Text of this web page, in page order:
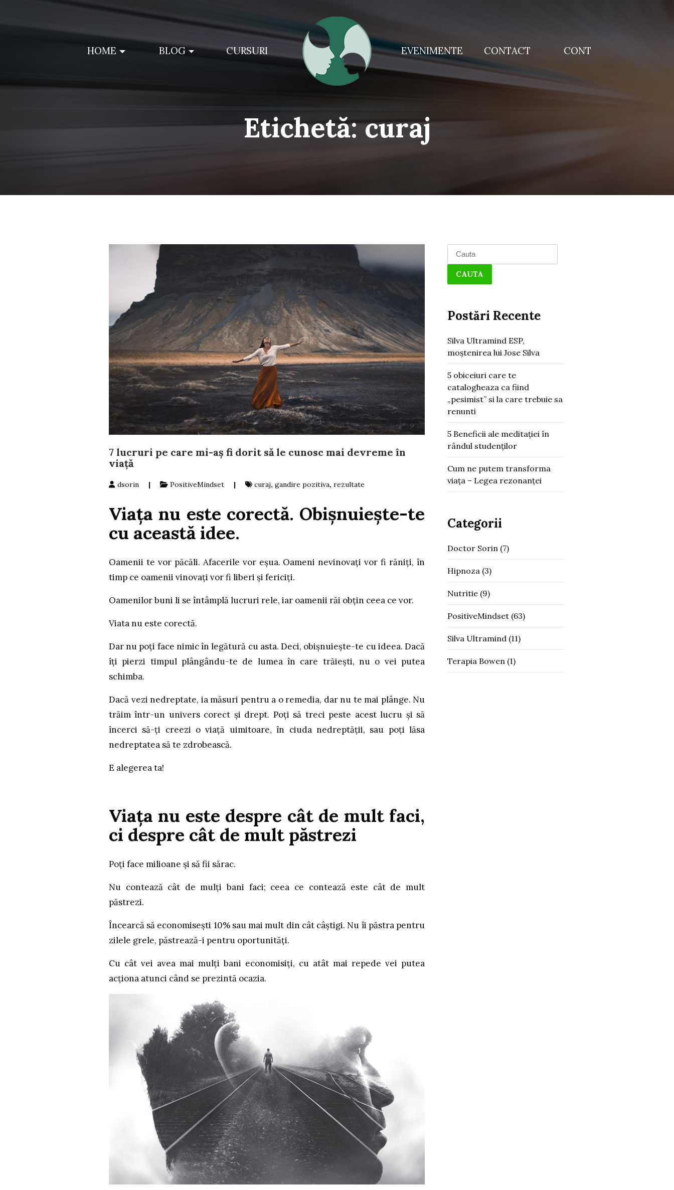
HOME BLOG CURSURI EVENIMENTE CONTACT CONT
Etichetă:curaj
7 lucruri pe care mi-aș fi dorit să le cunosc mai devreme în
viață
dsorin | PositiveMindset | curaj, gandire pozitiva, rezultate
Viața nu este corectă. Obișnuiește-te
cu această idee.
Oamenii te vor păcăli. Afacerile vor eșua. Oameni nevinovați vor fi răniți, în
timp ce oamenii vinovați vor fi liberi și fericiți.
Oamenilor buni li se întâmplă lucruri rele, iar oamenii răi obțin ceea ce vor.
Viata nu este corectă.
Dar nu poți face nimic în legătură cu asta. Deci, obișnuiește-te cu ideea. Dacă
îți pierzi timpul plângându-te de lumea în care trăiești, nu o vei putea
schimba.
Dacă vezi nedreptate, ia măsuri pentru a o remedia, dar nu te mai plânge. Nu
trăim într-un univers corect și drept. Poți să treci peste acest lucru și să
încerci să-ți creezi o viață uimitoare, în ciuda nedreptății, sau poți lăsa
nedreptatea să te zdrobească.
E alegerea ta!
Viața nu este despre cât de mult faci,
ci despre cât de mult păstrezi
Poți face milioane și să fii sărac.
Nu contează cât de mulți bani faci; ceea ce contează este cât de mult
păstrezi.
Încearcă să economisești 10% sau mai mult din cât câștigi. Nu îi păstra pentru
zilele grele, păstrează-i pentru oportunități.
Cu cât vei avea mai mulți bani economisiți, cu atât mai repede vei putea
acționa atunci când se prezintă ocazia.
Search
for:
Postări Recente
Silva Ultramind ESP,
moștenirea lui Jose Silva
5 obiceiuri care te
catalogheaza ca fiind
„pesimist” si la care trebuie sa
renunti
5 Beneficii ale meditației în
rândul studenților
Cum ne putem transforma
viața – Legea rezonanței
Categorii
Doctor Sorin (7)
Hipnoza (3)
Nutritie (9)
PositiveMindset (63)
Silva Ultramind (11)
Terapia Bowen (1)